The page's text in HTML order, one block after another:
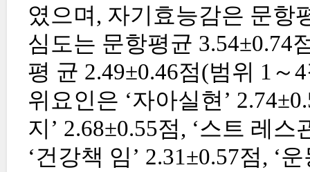
였으며, 자기효능감은 문항
심도는 문항평균 3.54±0.74
평 균 2.49±0.46점(범위 1
위요인은 ‘자아실현’
지’ 2.68±0.55점, ‘스트 레스
‘건강책 임’ 2.31±0.57점, ‘